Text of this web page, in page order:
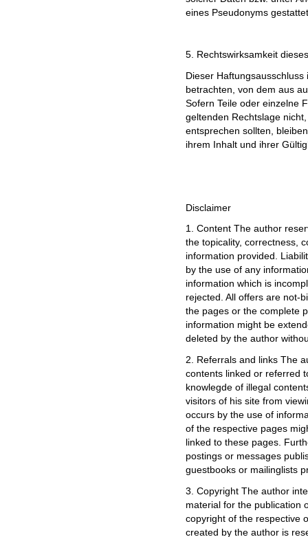
eines Pseudonyms
5. Rechtswirksamkeit
Dieser
betrachten, von dem aus
Sofern Teile oder einzelne
geltenden Rechtslage
entsprechen sollten,
ihrem Inhalt und ihrer
Disclaimer
1. Content The author
the topicality, correctness,
information provided.
by the use of any
information which is
rejected. All offers are not-
the pages or the complete
information might be
deleted by the author
2. Referrals and links The
contents linked or referred
knowlegde of illegal
visitors of his site from
occurs by the use of
of the respective pages
linked to these pages.
postings or messages
guestbooks or mailinglists
3. Copyright The author
material for the publication
copyright of the respective
created by the author is